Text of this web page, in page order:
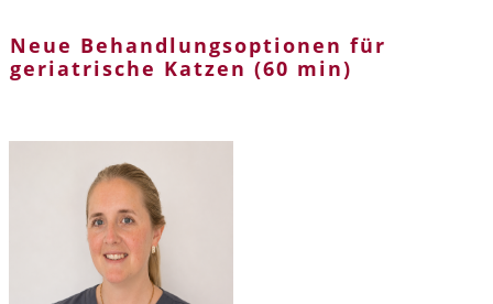
Neue Behandlungsoptionen für
geriatrische Katzen (60 min)